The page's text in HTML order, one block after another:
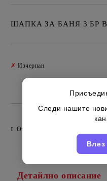
ШАПКА ЗА БАНЯ 3 БР
✗ Изчерпан
Оцени продукта
Детайлно описание
Следи нашите
Влез